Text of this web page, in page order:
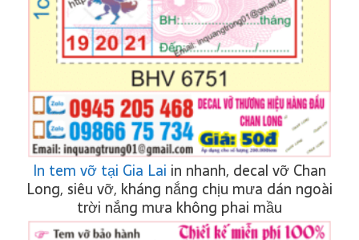
In tem vỡ tại Gia Lai in nhanh, decal vỡ Chan
Long, siêu vỡ, kháng nắng chịu mưa dán ngoài
trời nắng mưa không phai mầu